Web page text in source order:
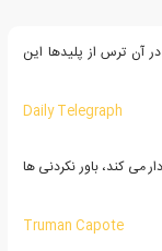
آن ترس از پلیدها این
Daily Telegraph
می کند، باور نکردنی ها
Truman Capote